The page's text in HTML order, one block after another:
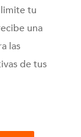
tu
una
las
de tus